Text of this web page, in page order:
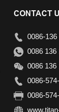
CONTACT
0086-136
0086 136
0086 136
0086-
0086-